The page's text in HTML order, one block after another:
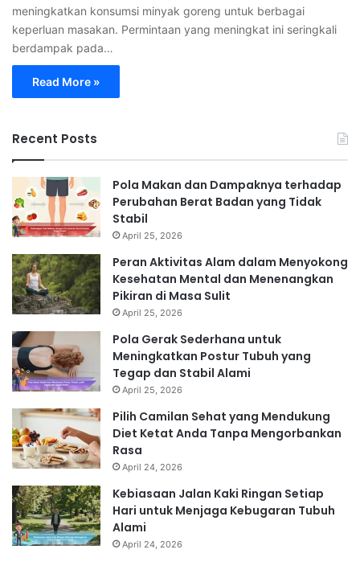
meningkatkan konsumsi minyak goreng untuk berbagai
keperluan masakan. Permintaan yang meningkat ini seringkali
berdampak pada…
Read More »
Recent Posts
Pola Makan dan Dampaknya terhadap
Perubahan Berat Badan yang Tidak
Stabil
April 25, 2026
Peran Aktivitas Alam dalam Menyokong
Kesehatan Mental dan Menenangkan
Pikiran di Masa Sulit
April 25, 2026
Pola Gerak Sederhana untuk
Meningkatkan Postur Tubuh yang
Tegap dan Stabil Alami
April 25, 2026
Pilih Camilan Sehat yang Mendukung
Diet Ketat Anda Tanpa Mengorbankan
Rasa
April 24, 2026
Kebiasaan Jalan Kaki Ringan Setiap
Hari untuk Menjaga Kebugaran Tubuh
Alami
April 24, 2026